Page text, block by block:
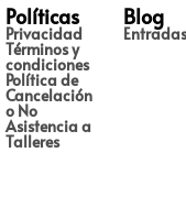
Políticas
Privacidad
Términos y
condiciones
Política de
Cancelación
o No
Asistencia a
Talleres
Blog
Entradas